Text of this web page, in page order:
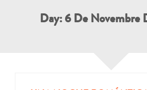
Day:6 De Novembre